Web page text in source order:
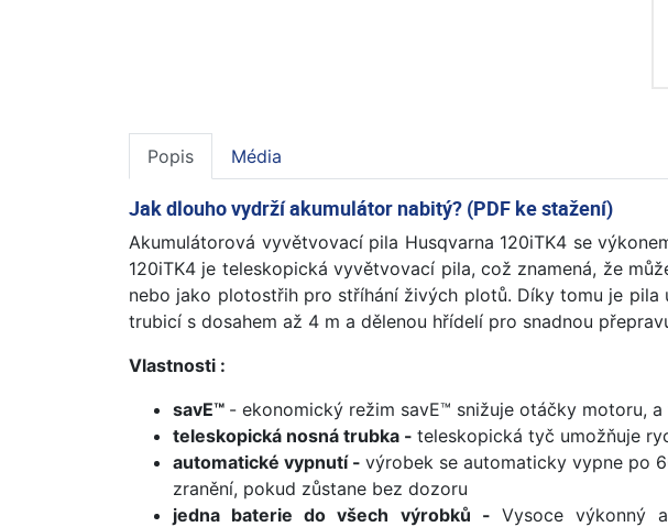
Popis Média
Jak dlouho vydrží akumulátor nabitý? (PDF ke stažení)
Akumulátorová vyvětvovací pila Husqvarna 120iTK4 se
120iTK4 je teleskopická vyvětvovací pila, což znamená, že
nebo jako plotostřih pro stříhání živých plotů. Díky tomu je
trubicí s dosahem až 4 m a dělenou hřídelí pro snadnou
Vlastnosti :
savE™ - ekonomický režim savE™ snižuje otáčky motoru,
teleskopická nosná trubka - teleskopická tyč umožňuje
automatické vypnutí - výrobek se automaticky vypne po
zranění, pokud zůstane bez dozoru
jedna baterie do všech výrobků - Vysoce výkonný